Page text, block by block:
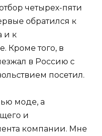
четырех-пяти
обратился к
и к
Кроме того, в
в Россию с
посетил.
моде, а
и
компании. Мне